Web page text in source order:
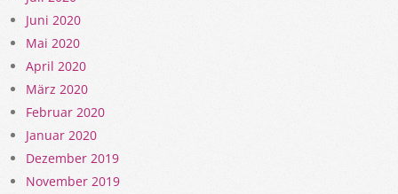
Juni 2020
Mai 2020
April 2020
März 2020
Februar 2020
Januar 2020
Dezember 2019
November 2019